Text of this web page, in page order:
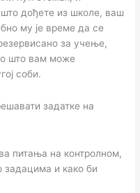
дођете из школе, ваш
му је време да се
за учење,
што вам може
соби.
задатке на
питања на контролном,
задацима и како би